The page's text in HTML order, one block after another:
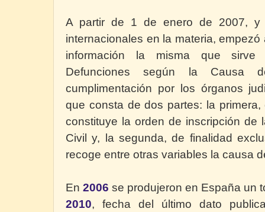
A partir de 1 de enero de 2007, y
internacionales en la materia,
información la misma que
Defunciones según la Causa
cumplimentación por los órganos
que consta de dos partes: la primera,
constituye la orden de inscripción de
Civil y, la segunda, de finalidad
recoge entre otras variables la causa
En 2006 se produjeron en España un
2010, fecha del último dato